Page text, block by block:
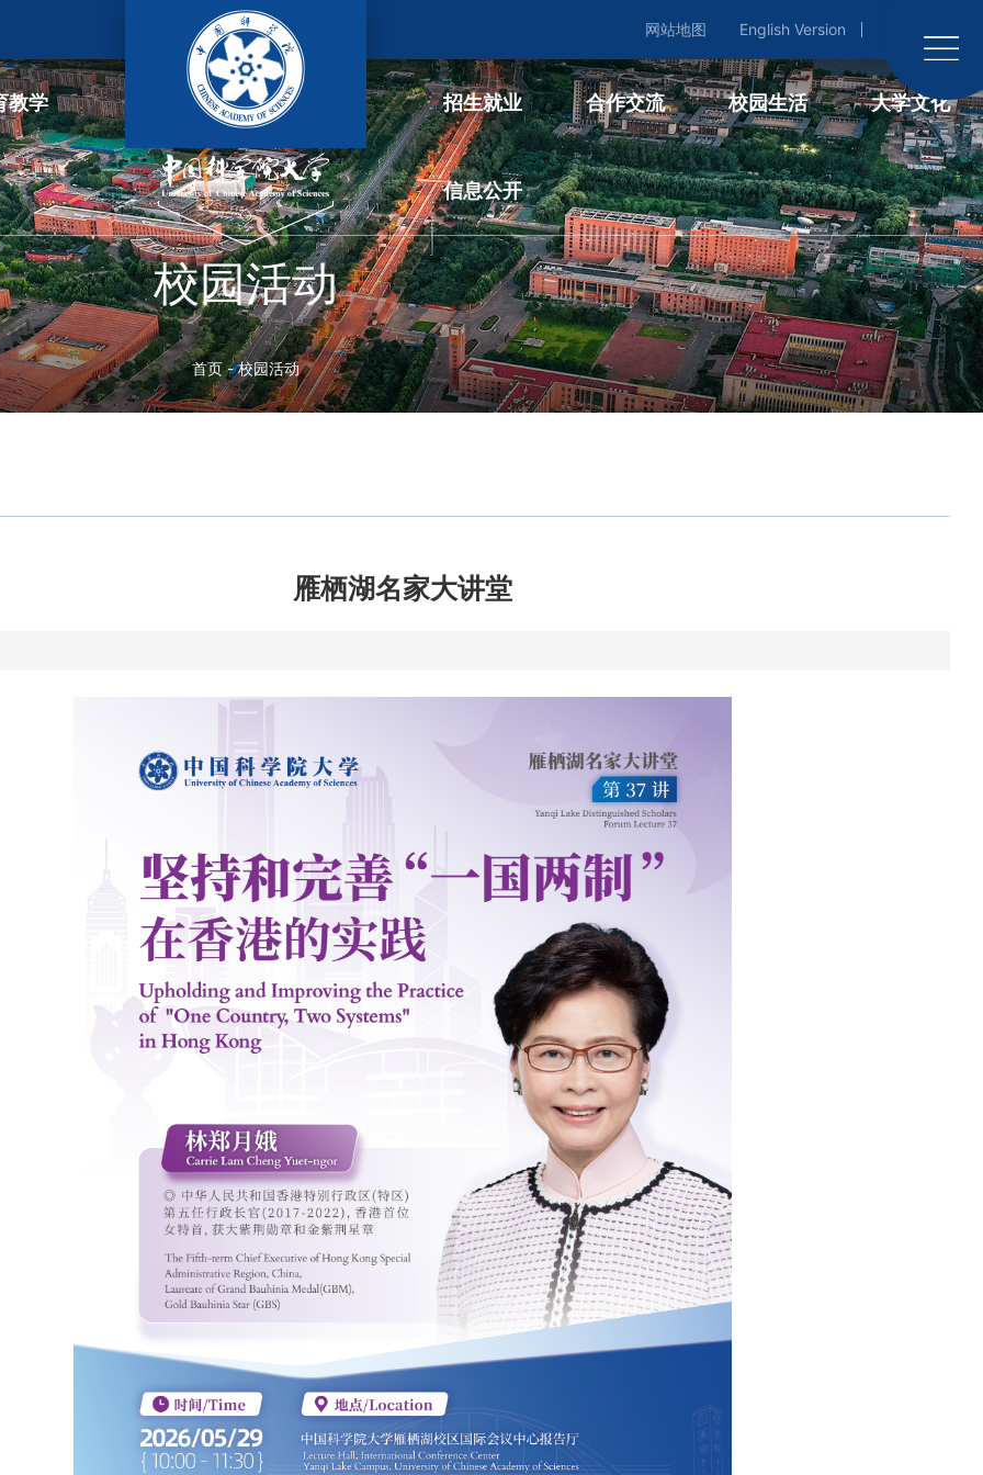
网站地图 English Version
教学 招生就业 合作交流 校园生活 大学文化
信息公开
网站地图 English Version
干部
教育教学
本科生教育
研究生教育
国际合作培养
科学研究
科研动态
学术期刊
图书馆
招生就业
招生信息
招生信息
本科生招生
合作交流
国内合作
国际合作
教育基金会
校园生活
笃志网
团学在线
校园服务
体育活动
大学文化
国科大新视点
光影国科大
校训释义
与“两弹一
信息公开
事项
年度报告
制度办法
校园活动
首页-校园活动
雁栖湖名家大讲堂